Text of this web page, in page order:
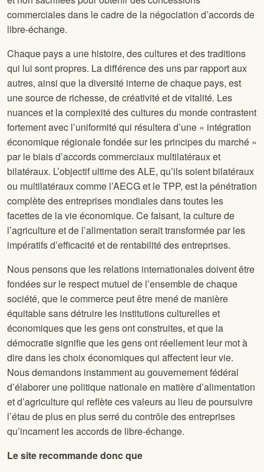
commerciales dans le cadre de la négociation d’accords de
libre-échange.
Chaque pays a une histoire, des cultures et des traditions
qui lui sont propres. La différence des uns par rapport aux
autres, ainsi que la diversité interne de chaque pays, est
une source de richesse, de créativité et de vitalité. Les
nuances et la complexité des cultures du monde contrastent
fortement avec l’uniformité qui résultera d’une « intégration
économique régionale fondée sur les principes du marché »
par le biais d’accords commerciaux multilatéraux et
bilatéraux. L’objectif ultime des ALE, qu’ils soient bilatéraux
ou multilatéraux comme l’AECG et le TPP, est la pénétration
complète des entreprises mondiales dans toutes les
facettes de la vie économique. Ce faisant, la culture de
l’agriculture et de l’alimentation serait transformée par les
impératifs d’efficacité et de rentabilité des entreprises.
Nous pensons que les relations internationales doivent être
fondées sur le respect mutuel de l’ensemble de chaque
société, que le commerce peut être mené de manière
équitable sans détruire les institutions culturelles et
économiques que les gens ont construites, et que la
démocratie signifie que les gens ont réellement leur mot à
dire dans les choix économiques qui affectent leur vie.
Nous demandons instamment au gouvernement fédéral
d’élaborer une politique nationale en matière d’alimentation
et d’agriculture qui reflète ces valeurs au lieu de poursuivre
l’étau de plus en plus serré du contrôle des entreprises
qu’incarnent les accords de libre-échange.
Le site recommande donc que